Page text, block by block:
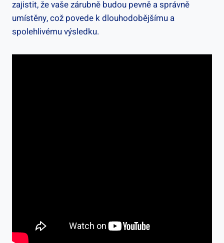
zajistit, že vaše zárubně budou pevně a správně
umístěny, což povede k dlouhodobějšímu a
spolehlivému výsledku.